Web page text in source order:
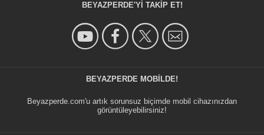
BEYAZPERDE'YI TAKIP ET!
BEYAZPERDE MOBILDE!
Beyazperde.com'u artık sorunsuz biçimde mobil cihazınızdan
görüntüleyebilirsiniz!